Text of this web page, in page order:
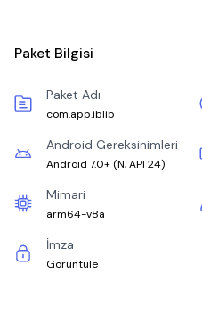
Paket Bilgisi
Paket Adı
com.app.iblib
Android Gereksinimleri
Android 7.0+ (N, API 24)
Mimari
arm64-v8a
İmza
Görüntüle